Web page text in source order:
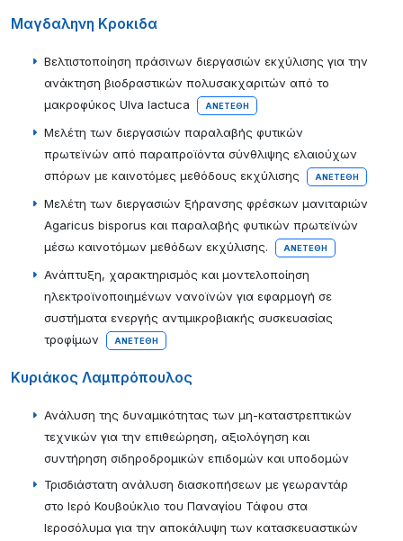
Μαγδαληνη Κροκιδα
Βελτιστοποίηση πράσινων διεργασιών εκχύλισης για την
ανάκτηση βιοδραστικών πολυσακχαριτών από το
μακροφύκος Ulva lactuca
ΑΝΕΤΈΘΗ
Μελέτη των διεργασιών παραλαβής φυτικών
πρωτεϊνών από παραπροϊόντα σύνθλιψης ελαιούχων
σπόρων με καινοτόμες μεθόδους εκχύλισης
ΑΝΕΤΈΘΗ
Μελέτη των διεργασιών ξήρανσης φρέσκων μανιταριών
Agaricus bisporus και παραλαβής φυτικών πρωτεϊνών
μέσω καινοτόμων μεθόδων εκχύλισης.
ΑΝΕΤΈΘΗ
Ανάπτυξη, χαρακτηρισμός και μοντελοποίηση
ηλεκτροϊνοποιημένων νανοϊνών για εφαρμογή σε
συστήματα ενεργής αντιμικροβιακής συσκευασίας
τροφίμων
ΑΝΕΤΈΘΗ
Κυριάκος Λαμπρόπουλος
Ανάλυση της δυναμικότητας των μη-καταστρεπτικών
τεχνικών για την επιθεώρηση, αξιολόγηση και
συντήρηση σιδηροδρομικών επιδομών και υποδομών
Τρισδιάστατη ανάλυση διασκοπήσεων με γεωραντάρ
στο Ιερό Κουβούκλιο του Παναγίου Τάφου στα
Ιεροσόλυμα για την αποκάλυψη των κατασκευαστικών